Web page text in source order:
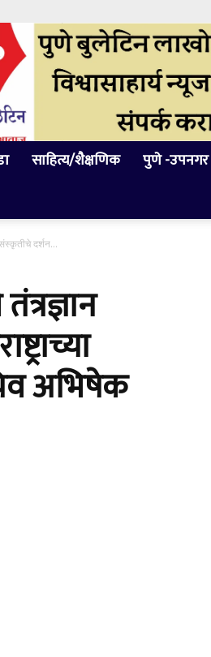
साहित्य/शैक्षणिक पुणे -उपनगर
संस्कृतीचे दर्शन...
अभिषेक